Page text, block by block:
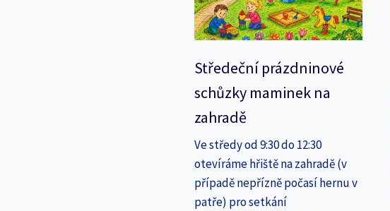
Středeční prázdninové
schůzky maminek na
zahradě
Ve středy od 9:30 do 12:30
otevíráme hřiště na zahradě (v
případě nepřízně počasí hernu v
patře) pro setkání